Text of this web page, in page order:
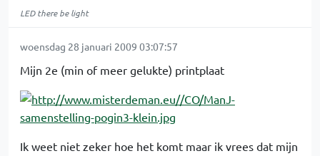
LED there be light
woensdag 28 januari 2009 03:07:57
Mijn 2e (min of meer gelukte) printplaat
Ik weet niet zeker hoe het komt maar ik vrees dat mijn